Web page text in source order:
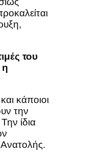
του
η
κάποιοι
την
ίδια